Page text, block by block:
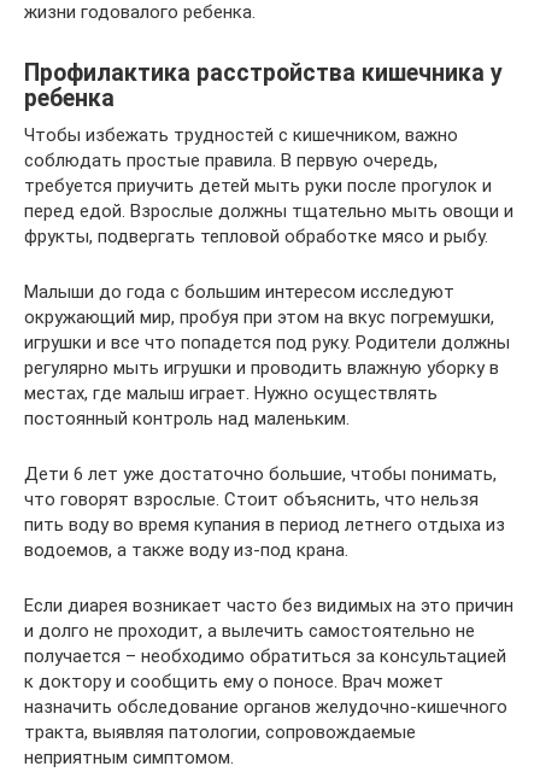
жизни годовалого ребенка.
Профилактика расстройства кишечника у
ребенка
Чтобы избежать трудностей с кишечником, важно
соблюдать простые правила. В первую очередь,
требуется приучить детей мыть руки после прогулок и
перед едой. Взрослые должны тщательно мыть овощи и
фрукты, подвергать тепловой обработке мясо и рыбу.
Малыши до года с большим интересом исследуют
окружающий мир, пробуя при этом на вкус погремушки,
игрушки и все что попадется под руку. Родители должны
регулярно мыть игрушки и проводить влажную уборку в
местах, где малыш играет. Нужно осуществлять
постоянный контроль над маленьким.
Дети 6 лет уже достаточно большие, чтобы понимать,
что говорят взрослые. Стоит объяснить, что нельзя
пить воду во время купания в период летнего отдыха из
водоемов, а также воду из-под крана.
Если диарея возникает часто без видимых на это причин
и долго не проходит, а вылечить самостоятельно не
получается – необходимо обратиться за консультацией
к доктору и сообщить ему о поносе. Врач может
назначить обследование органов желудочно-кишечного
тракта, выявляя патологии, сопровождаемые
неприятным симптомом.